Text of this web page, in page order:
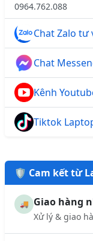
0964.762.088
Chat Zalo tư
Chat
Kênh
Tiktok
🛡️ Cam kết từ
🚚 Giao hàng
Xử lý & giao